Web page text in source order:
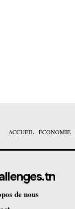
ACCUEIL ECONOMIE
de nous